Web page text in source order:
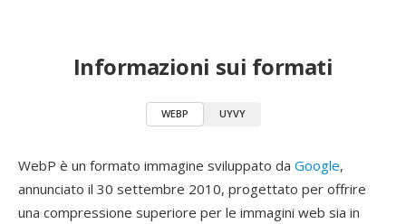
Informazioni sui formati
WEBP UYVY
WebP è un formato immagine sviluppato da Google,
annunciato il 30 settembre 2010, progettato per offrire
una compressione superiore per le immagini web sia in